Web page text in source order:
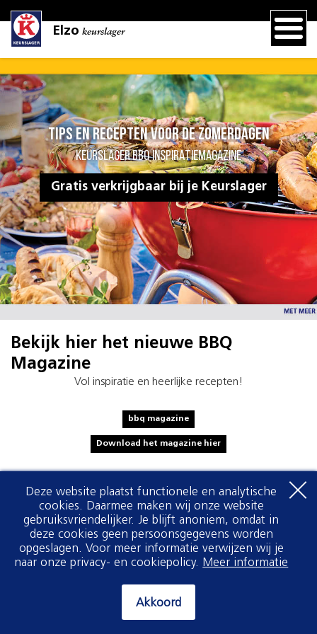
Elzo keurslager
Tips en recepten voor de zomerdagen
KEURSLAGER BBQ INSPIRATIEMAGAZINE
Gratis verkrijgbaar bij je Keurslager
Bekijk hier het nieuwe BBQ
Magazine
Vol inspiratie en heerlijke recepten!
bbq magazine
Download het magazine hier
Deze website plaatst functionele en analytische
cookies. Daarmee maken wij onze website
gebruiksvriendelijker. Je blijft anoniem, omdat in
deze cookies geen persoonsgegevens worden
opgeslagen. Voor meer informatie verwijzen wij je
naar onze privacy- en cookiepolicy. Meer informatie
Akkoord